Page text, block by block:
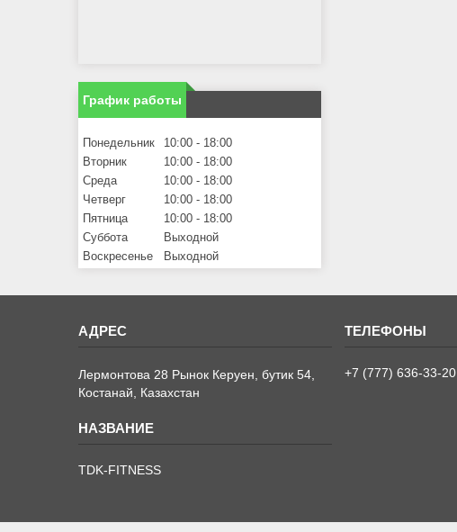
График работы
Понедельник 10:00
18:00
Вторник
10:00
18:00
Среда
10:00
18:00
Четверг
10:00
18:00
Пятница
10:00
18:00
Суббота
Выходной
Воскресенье
Выходной
Лермонтова 28 Рынок Керуен, бутик 54,
Костанай, Казахстан
TDK-FITNESS
+7 (777) 636-33-20